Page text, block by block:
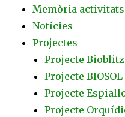
Memòria activitats
Notícies
Projectes
Projecte Bioblitz
Projecte BIOSOL
Projecte
Projecte